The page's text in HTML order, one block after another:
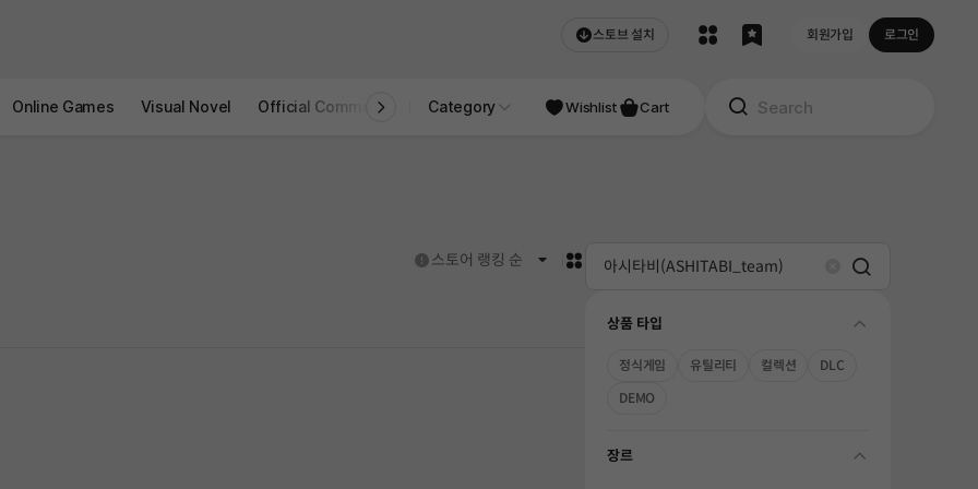
스토브 설치 회원가입 로그인
Online Games Visual Novel Official Community STOVE INDIE Studio
Category Wishlist Cart
도움말
스토어 랭킹 순 카드형 ClearSearch
상품 타입 folding
정식게임 유틸리티 컬렉션
DLC
DEMO
장르 folding